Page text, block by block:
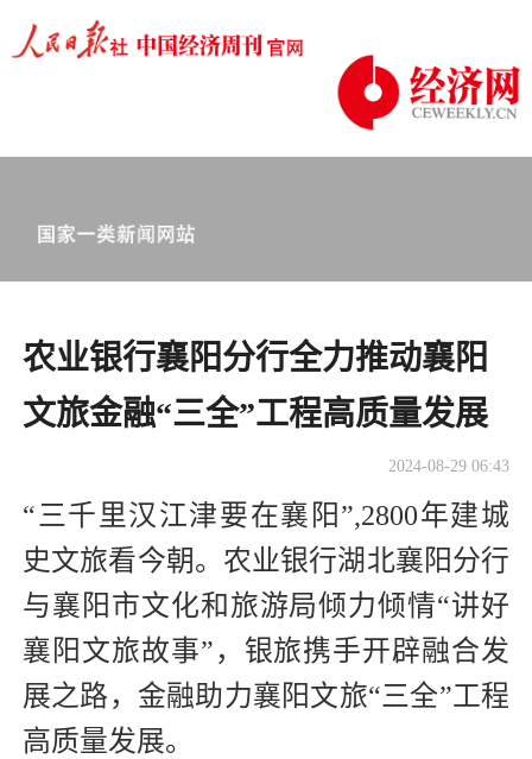
农业银行襄阳分行全力推动襄阳
文旅金融“三全”工程高质量发展
2024-08-29 06:43
“三千里汉江津要在襄阳”,2800年建城
史文旅看今朝。农业银行湖北襄阳分行
与襄阳市文化和旅游局倾力倾情“讲好
襄阳文旅故事”，银旅携手开辟融合发
展之路，金融助力襄阳文旅“三全”工程
高质量发展。